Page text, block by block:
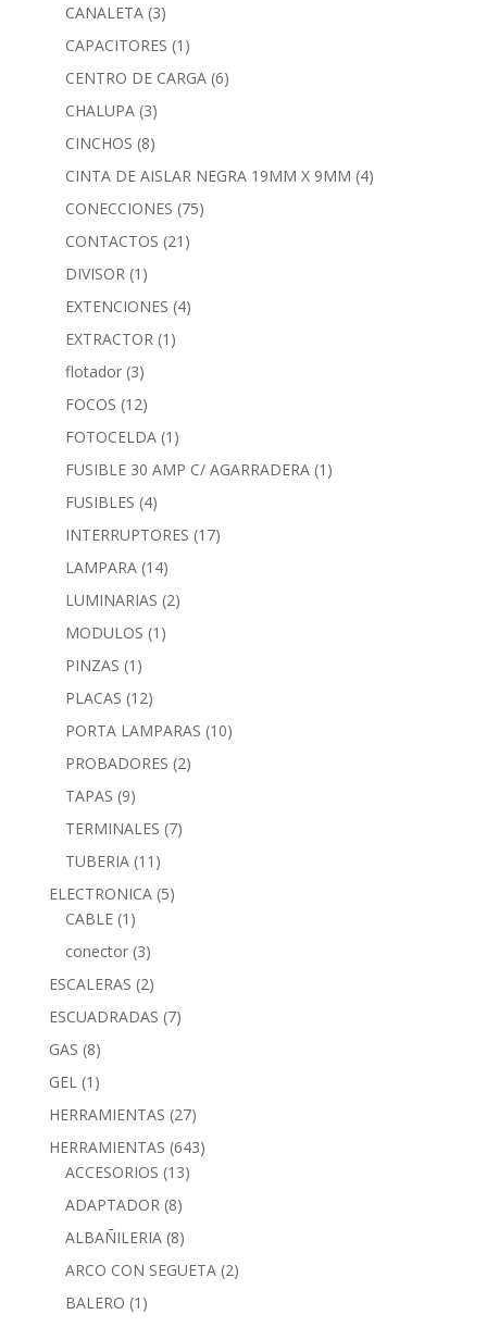
CANALETA (3)
CAPACITORES (1)
CENTRO DE CARGA (6)
CHALUPA (3)
CINCHOS (8)
CINTA DE AISLAR NEGRA 19MM X 9MM (4)
CONECCIONES (75)
CONTACTOS (21)
DIVISOR (1)
EXTENCIONES (4)
EXTRACTOR (1)
flotador (3)
FOCOS (12)
FOTOCELDA (1)
FUSIBLE 30 AMP C/ AGARRADERA (1)
FUSIBLES (4)
INTERRUPTORES (17)
LAMPARA (14)
LUMINARIAS (2)
MODULOS (1)
PINZAS (1)
PLACAS (12)
PORTA LAMPARAS (10)
PROBADORES (2)
TAPAS (9)
TERMINALES (7)
TUBERIA (11)
ELECTRONICA (5)
CABLE (1)
conector (3)
ESCALERAS (2)
ESCUADRADAS (7)
GAS (8)
GEL (1)
HERRAMIENTAS (27)
HERRAMIENTAS (643)
ACCESORIOS (13)
ADAPTADOR (8)
ALBAÑILERIA (8)
ARCO CON SEGUETA (2)
BALERO (1)